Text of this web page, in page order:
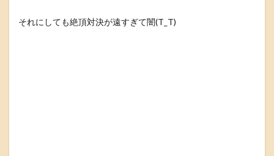
それにしても絶頂対決が遠すぎて闇(T_T)